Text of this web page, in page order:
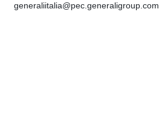
generaliitalia@pec.generaligroup.com